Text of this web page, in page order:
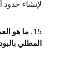
لإنشاء حدود
15.
ما هو
المطلي